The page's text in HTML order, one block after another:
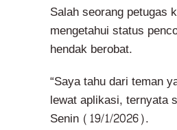
Salah seorang petugas
mengetahui status
hendak berobat.
“Saya tahu dari teman
lewat aplikasi, ternyata
Senin (19/1/2026).